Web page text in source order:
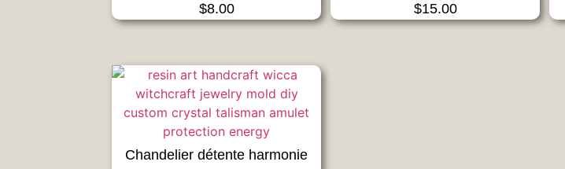
$8.00
$15.00
Chandelier détente harmonie